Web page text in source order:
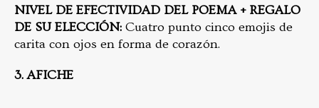
NIVEL DE EFECTIVIDAD DEL POEMA + REGALO
DE SU ELECCIÓN: Cuatro punto cinco emojis de
carita con ojos en forma de corazón.
3. AFICHE